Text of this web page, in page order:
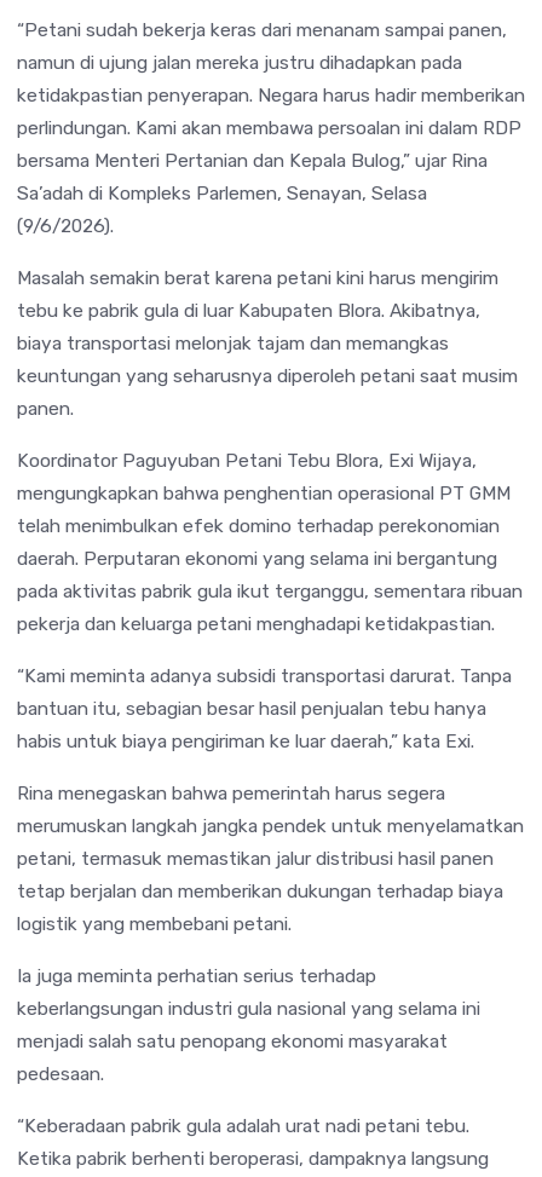
“Petani sudah bekerja keras dari menanam sampai panen,
namun di ujung jalan mereka justru dihadapkan pada
ketidakpastian penyerapan. Negara harus hadir memberikan
perlindungan. Kami akan membawa persoalan ini dalam RDP
bersama Menteri Pertanian dan Kepala Bulog,” ujar Rina
Sa’adah di Kompleks Parlemen, Senayan, Selasa
(9/6/2026).
Masalah semakin berat karena petani kini harus mengirim
tebu ke pabrik gula di luar Kabupaten Blora. Akibatnya,
biaya transportasi melonjak tajam dan memangkas
keuntungan yang seharusnya diperoleh petani saat musim
panen.
Koordinator Paguyuban Petani Tebu Blora, Exi Wijaya,
mengungkapkan bahwa penghentian operasional PT GMM
telah menimbulkan efek domino terhadap perekonomian
daerah. Perputaran ekonomi yang selama ini bergantung
pada aktivitas pabrik gula ikut terganggu, sementara ribuan
pekerja dan keluarga petani menghadapi ketidakpastian.
“Kami meminta adanya subsidi transportasi darurat. Tanpa
bantuan itu, sebagian besar hasil penjualan tebu hanya
habis untuk biaya pengiriman ke luar daerah,” kata Exi.
Rina menegaskan bahwa pemerintah harus segera
merumuskan langkah jangka pendek untuk menyelamatkan
petani, termasuk memastikan jalur distribusi hasil panen
tetap berjalan dan memberikan dukungan terhadap biaya
logistik yang membebani petani.
Ia juga meminta perhatian serius terhadap
keberlangsungan industri gula nasional yang selama ini
menjadi salah satu penopang ekonomi masyarakat
pedesaan.
“Keberadaan pabrik gula adalah urat nadi petani tebu.
Ketika pabrik berhenti beroperasi, dampaknya langsung